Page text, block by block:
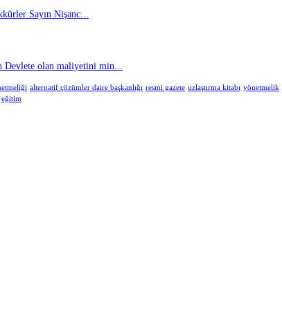
Sayın Nişanc...
Devlete olan maliyetini min...
alternatif çözümler daire başkanlığı resmi gazete uzlaştırma kitabı yönetmelik
eğitim